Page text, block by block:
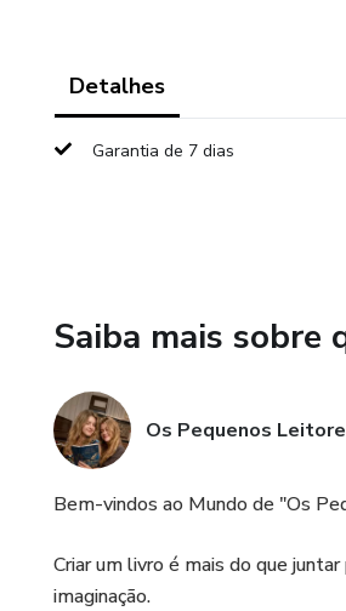
Detalhes
Garantia de 7 dias
Saiba mais sobre
Os Pequenos
Bem-vindos ao Mundo de "Os
Criar um livro é mais do que
imaginação.